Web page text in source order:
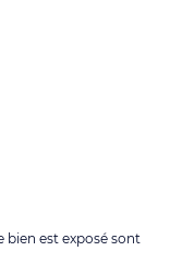
bien est exposé sont